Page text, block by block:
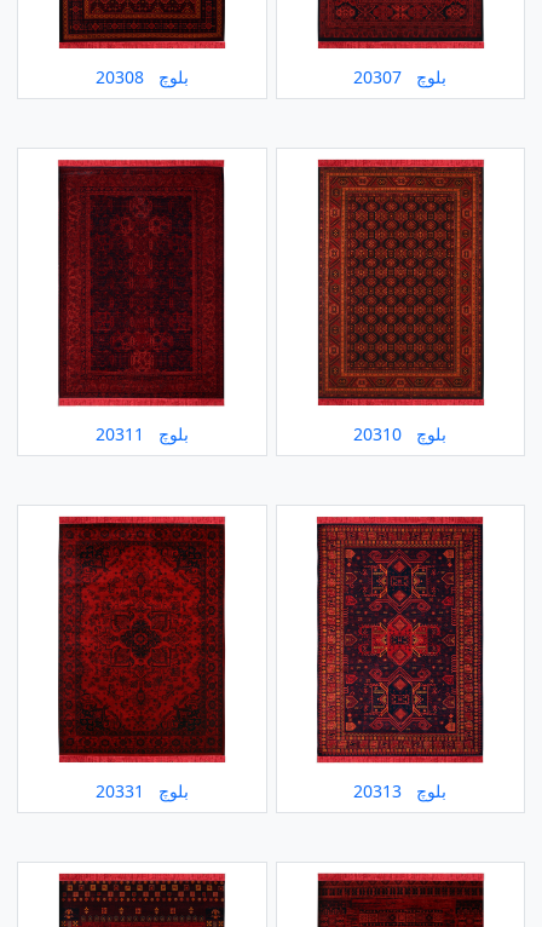
بلوچ 20307 بلوچ 20308
بلوچ 20310 بلوچ 20311
بلوچ 20313 بلوچ 20331